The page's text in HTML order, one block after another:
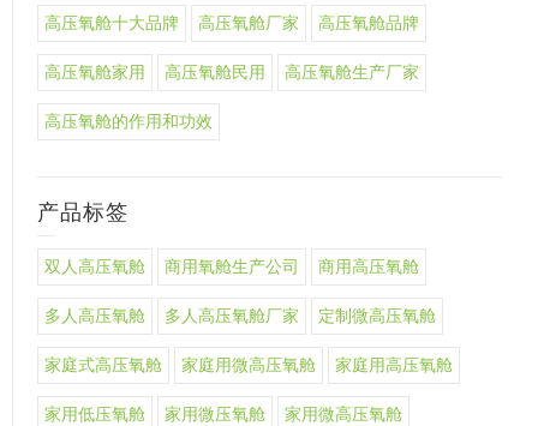
高压氧舱十大品牌 高压氧舱厂家 高压氧舱品牌
高压氧舱家用 高压氧舱民用 高压氧舱生产厂家
高压氧舱的作用和功效
产品标签
双人高压氧舱 商用氧舱生产公司 商用高压氧舱
多人高压氧舱 多人高压氧舱厂家 定制微高压氧舱
家庭式高压氧舱 家庭用微高压氧舱 家庭用高压氧舱
家用低压氧舱 家用微压氧舱 家用微高压氧舱